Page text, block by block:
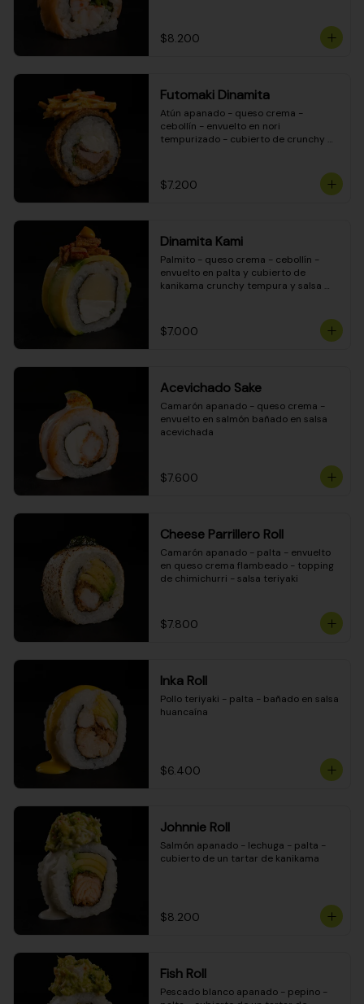
$8.200
Futomaki Dinamita
Atún apanado - queso crema -
cebollín - envuelto en nori
tempurizado - cubierto de crunchy
$7.200
Dinamita Kami
Palmito - queso crema - cebollín -
envuelto en palta y cubierto de
kanikama crunchy tempura y salsa
$7.000
Acevichado Sake
Camarón apanado - queso crema -
envuelto en salmón bañado en salsa
acevichada
$7.600
Cheese Parrillero Roll
Camarón apanado - palta - envuelto
en queso crema flambeado - topping
de chimichurri - salsa teriyaki
$7.800
Inka Roll
Pollo teriyaki - palta - bañado en salsa
huancaína
$6.400
Johnnie Roll
Salmón apanado - lechuga - palta -
cubierto de un tartar de kanikama
$8.200
Fish Roll
Pescado blanco apanado - pepino -